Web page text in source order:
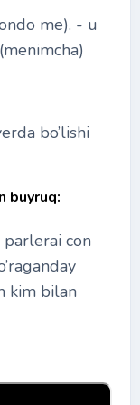
me). - u
bo’lishi
buyruq:
parlerai con
kim bilan